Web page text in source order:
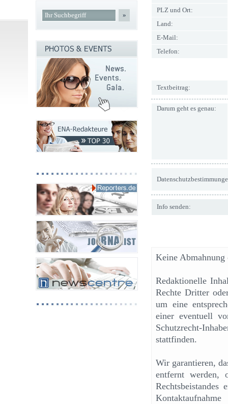
PLZ und Ort:
Land:
E-Mail:
Telefon:
Textbeitrag:
Darum geht es genau:
Info senden:
Keine
Redaktionelle
Rechte Dritter
um eine
einer eventuell
Schutzrecht-
stattfinden.
Wir garantieren,
entfernt werden,
»